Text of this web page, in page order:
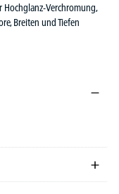
Hochglanz-Verchromung,
Breiten und Tiefen